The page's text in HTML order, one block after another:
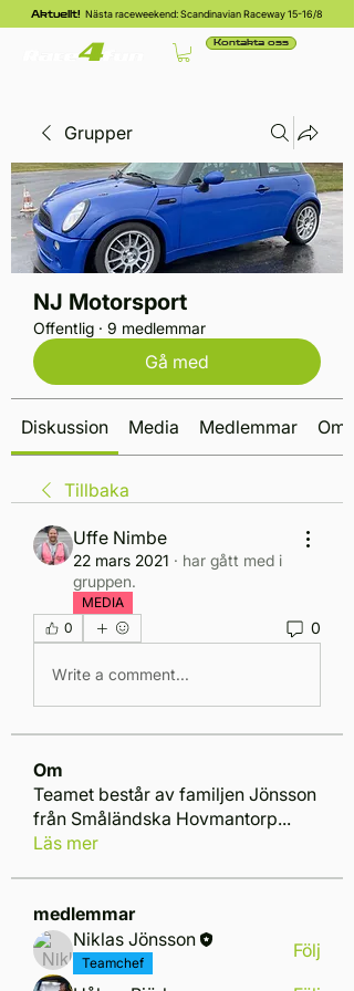
Aktuellt! Nästa raceweekend: Scandinavian Raceway 15-16/8
Kontakta oss
Grupper
NJ Motorsport
Offentlig · 9 medlemmar
Gå med
Diskussion Media Medlemmar Om
Tillbaka
Uffe Nimbe
22 mars 2021 · har gått med i
gruppen.
MEDIA
0
0
Write a comment...
Om
Teamet består av familjen Jönsson
från Småländska Hovmantorp...
Läs mer
medlemmar
Niklas Jönsson
Teamchef
Följ